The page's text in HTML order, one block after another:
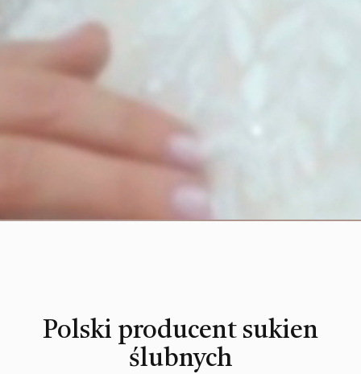
Polski producent sukien
ślubnych